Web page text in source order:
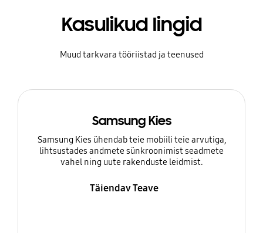
Kasulikud lingid
Muud tarkvara tööriistad ja teenused
Samsung Kies
Samsung Kies ühendab teie mobiili teie arvutiga,
lihtsustades andmete sünkroonimist seadmete
vahel ning uute rakenduste leidmist.
Täiendav Teave